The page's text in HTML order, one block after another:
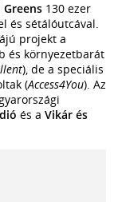
Greens 130 ezer
és sétálóutcával.
projekt a
és környezetbarát
), de a speciális
(Access4You). Az
és a Vikár és